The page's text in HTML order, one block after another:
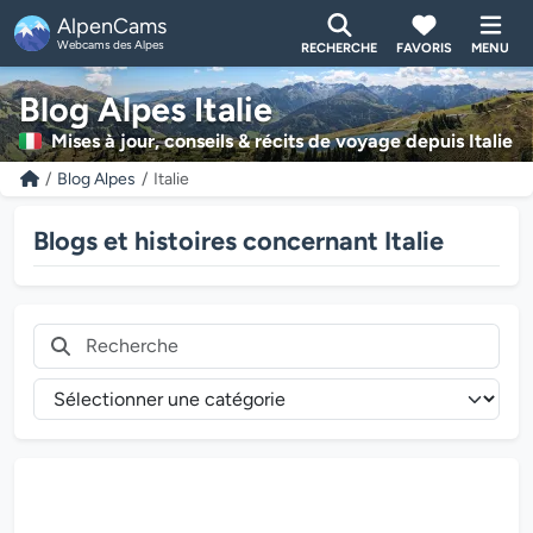
AlpenCams
Webcams des Alpes RECHERCHE FAVORIS MENU
Blog Alpes Italie
Mises à jour, conseils & récits de voyage depuis Italie
Blog Alpes Italie
Blogs et histoires concernant Italie